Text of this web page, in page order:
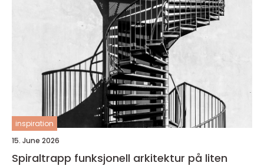
inspiration
15. June 2026
Spiraltrapp funksjonell arkitektur på liten